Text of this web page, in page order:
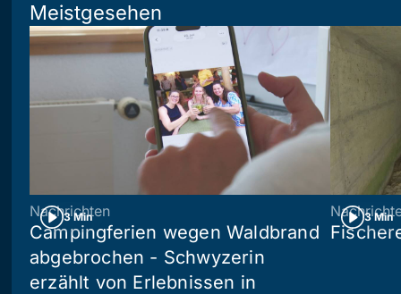
Meistgesehen
3 Min
Nachrichten
Campingferien wegen Waldbrand
abgebrochen - Schwyzerin
erzählt von Erlebnissen in
3 Min